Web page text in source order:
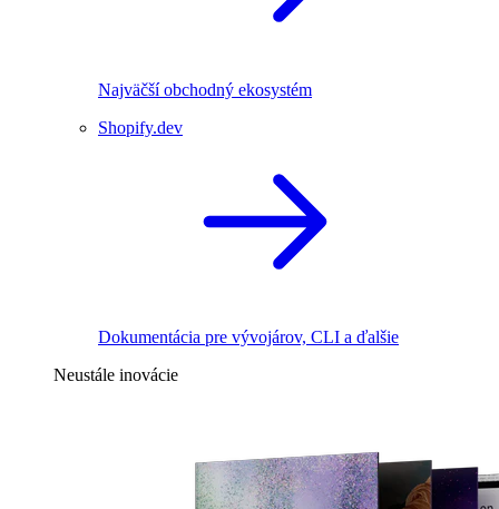
Najväčší obchodný ekosystém
Shopify.dev
Dokumentácia pre vývojárov, CLI a ďalšie
Neustále inovácie